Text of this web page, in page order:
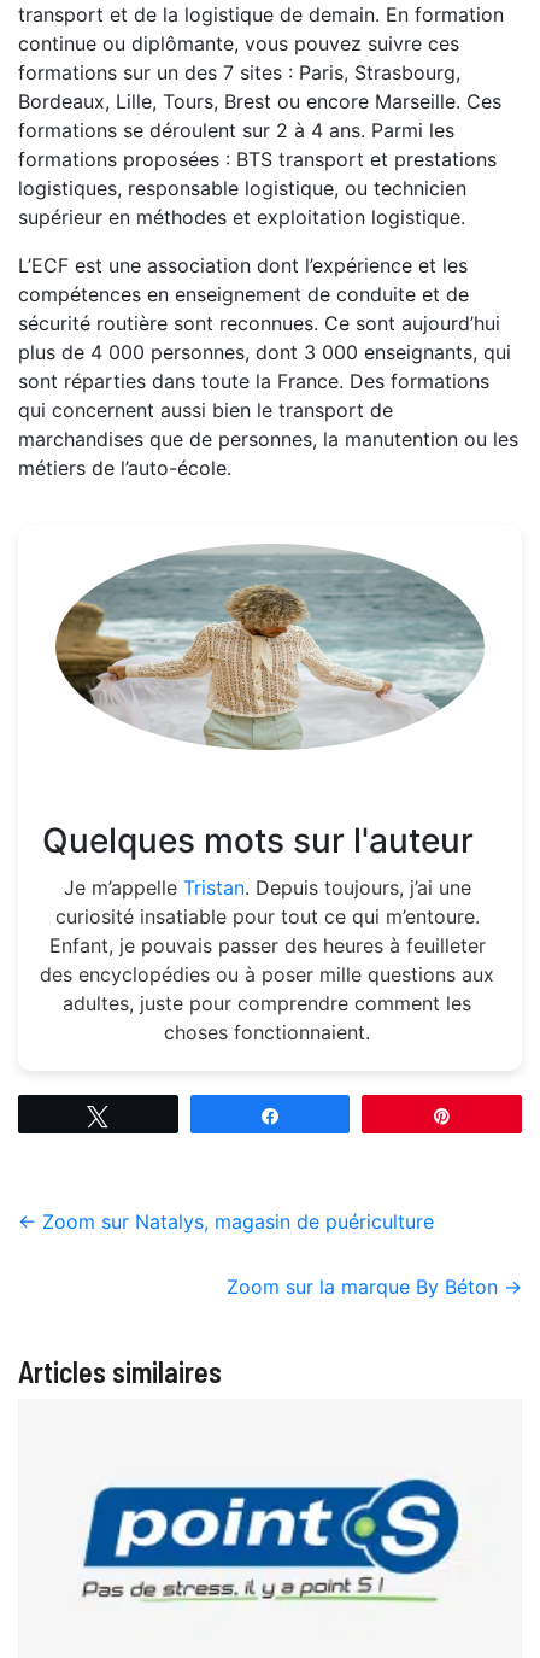
transport et de la logistique de demain. En formation
continue ou diplômante, vous pouvez suivre ces
formations sur un des 7 sites : Paris, Strasbourg,
Bordeaux, Lille, Tours, Brest ou encore Marseille. Ces
formations se déroulent sur 2 à 4 ans. Parmi les
formations proposées : BTS transport et prestations
logistiques, responsable logistique, ou technicien
supérieur en méthodes et exploitation logistique.
L’ECF est une association dont l’expérience et les
compétences en enseignement de conduite et de
sécurité routière sont reconnues. Ce sont aujourd’hui
plus de 4 000 personnes, dont 3 000 enseignants, qui
sont réparties dans toute la France. Des formations
qui concernent aussi bien le transport de
marchandises que de personnes, la manutention ou les
métiers de l’auto-école.
Quelques mots sur l'auteur
Je m’appelle Tristan. Depuis toujours, j’ai une
curiosité insatiable pour tout ce qui m’entoure.
Enfant, je pouvais passer des heures à feuilleter
des encyclopédies ou à poser mille questions aux
adultes, juste pour comprendre comment les
choses fonctionnaient.
← Zoom sur Natalys, magasin de puériculture
Zoom sur la marque By Béton →
Articles similaires